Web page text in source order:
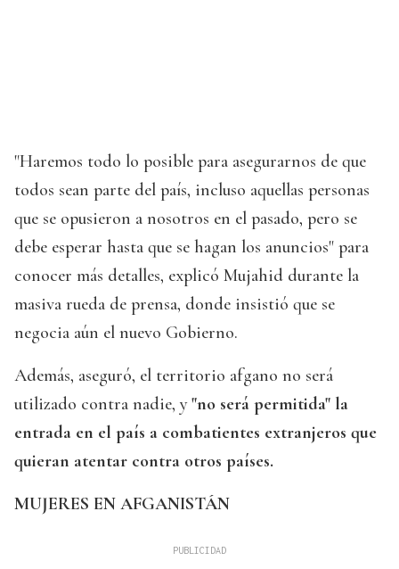
"Haremos todo lo posible para asegurarnos de que
todos sean parte del país, incluso aquellas personas
que se opusieron a nosotros en el pasado, pero se
debe esperar hasta que se hagan los anuncios" para
conocer más detalles, explicó Mujahid durante la
masiva rueda de prensa, donde insistió que se
negocia aún el nuevo Gobierno.
Además, aseguró, el territorio afgano no será
utilizado contra nadie, y"no será permitida" la
entrada en el país a combatientes extranjeros que
quieran atentar contra otros países.
MUJERES EN AFGANISTÁN